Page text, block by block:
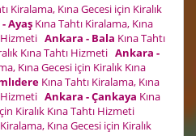
Kiralama, Kına Gecesi için Kiralık
Ayaş Kına Tahtı Kiralama, Kına
Hizmeti Ankara - Bala Kına Tahtı
Kına Tahtı Hizmeti Ankara -
Kına Gecesi için Kiralık Kına
Kına Tahtı Kiralama, Kına
Hizmeti Ankara - Çankaya Kına
Kiralık Kına Tahtı Hizmeti
Kına Gecesi için Kiralık